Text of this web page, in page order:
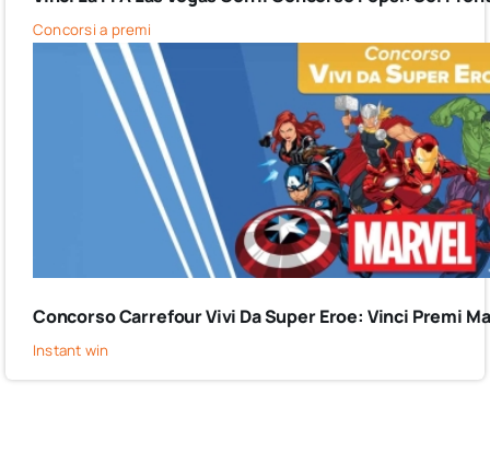
Concorsi a premi
Concorso Carrefour Vivi Da Super Eroe: Vinci Premi
Instant win